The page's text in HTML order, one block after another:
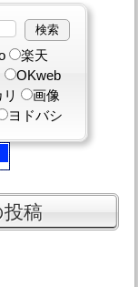
楽天
OKweb
画像
ヨドバシ
稿